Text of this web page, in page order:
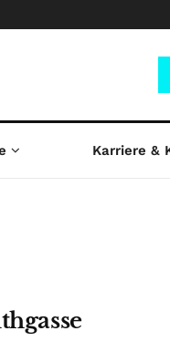
Karriere &